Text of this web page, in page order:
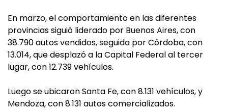
En marzo, el comportamiento en las diferentes
provincias siguió liderado por Buenos Aires, con
38.790 autos vendidos, seguida por Córdoba, con
13.014, que desplazó a la Capital Federal al tercer
lugar, con 12.739 vehículos.
Luego se ubicaron Santa Fe, con 8.131 vehículos, y
Mendoza, con 8.131 autos comercializados.